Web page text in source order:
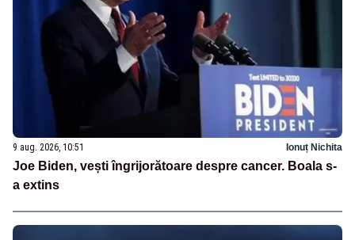
9 aug. 2026, 10:51 Ionuț Nichita
Joe Biden, vești îngrijorătoare despre cancer. Boala s-
a extins